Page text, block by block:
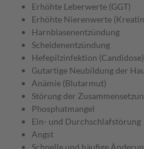
Erhöhte Leberwerte (GGT)
Erhöhte Nierenwerte
Harnblasenentzündung
Scheidenentzündung
Hefepilzinfektion
Gutartige Neubildung der
Anämie (Blutarmut)
Störung der
Phosphatmangel
Ein- und Durchschlafstörung
Angst
Schnelle und häufige